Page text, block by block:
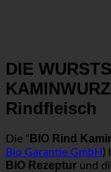
DIE
Rindfleisch
Die “ BIO Rind
Bio Garantie GmbH)
BIO Rezeptur und